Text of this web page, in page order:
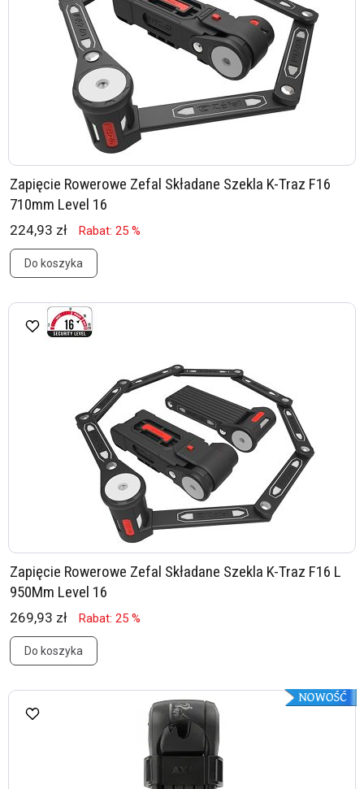
Zapięcie Rowerowe Zefal Składane Szekla K-Traz F16
710mm Level 16
224,93 zł Rabat: 25 %
Do koszyka
Zapięcie Rowerowe Zefal Składane Szekla K-Traz F16 L
950Mm Level 16
269,93 zł Rabat: 25 %
Do koszyka